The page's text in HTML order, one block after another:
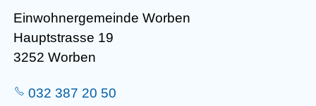
Einwohnergemeinde Worben
Hauptstrasse 19
3252 Worben
032 387 20 50